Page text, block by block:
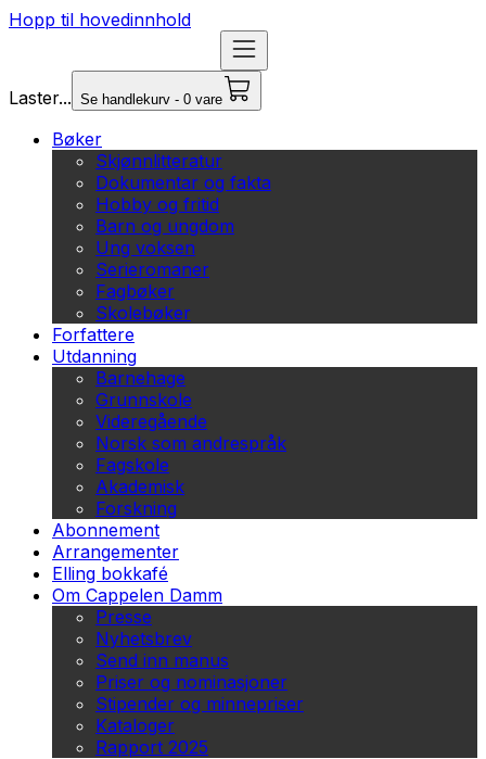
Hopp til hovedinnhold
Laster... Se handlekurv - 0 vare
Bøker
Skjønnlitteratur
Dokumentar og fakta
Hobby og fritid
Barn og ungdom
Ung voksen
Serieromaner
Fagbøker
Skolebøker
Forfattere
Utdanning
Barnehage
Grunnskole
Videregående
Norsk som andrespråk
Fagskole
Akademisk
Forskning
Abonnement
Arrangementer
Elling bokkafé
Om Cappelen Damm
Presse
Nyhetsbrev
Send inn manus
Priser og nominasjoner
Stipender og minnepriser
Kataloger
Rapport 2025